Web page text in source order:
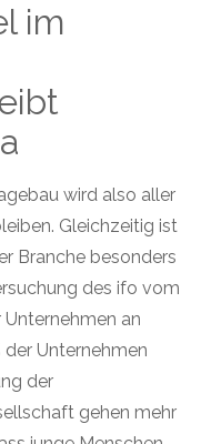
im
wird also aller
Gleichzeitig ist
Branche besonders
des ifo vom
Unternehmen an
der Unternehmen
der
gehen mehr